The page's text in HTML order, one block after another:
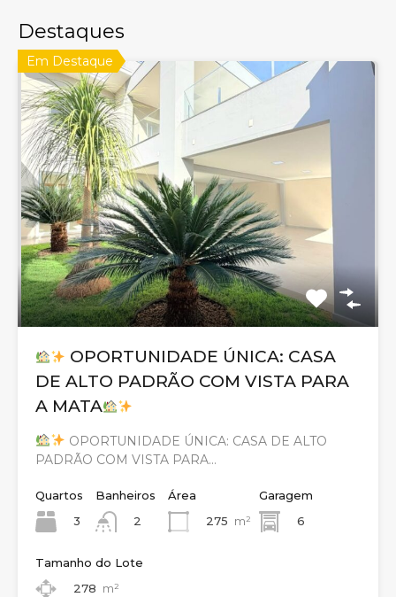
Destaques
Em Destaque
OPORTUNIDADE ÚNICA: CASA
DE ALTO PADRÃO COM VISTA PARA
A MATA
OPORTUNIDADE ÚNICA: CASA DE ALTO
PADRÃO COM VISTA PARA…
Quartos
3
Banheiros
2
Área
275 m²
Garagem
6
Tamanho do Lote
278 m²